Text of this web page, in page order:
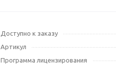
Доступно к заказу
Артикул
Программа лицензирования